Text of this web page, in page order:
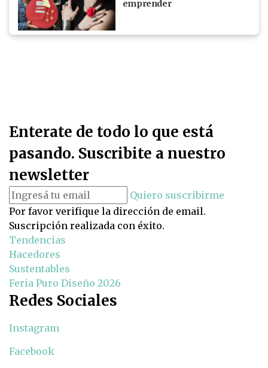
emprender
Enterate de todo lo que está
pasando. Suscribite a nuestro
newsletter
Quiero suscribirme
Por favor verifique la dirección de email.
Suscripción realizada con éxito.
Tendencias
Hacedores
Sustentables
Feria Puro Diseño 2026
Redes Sociales
Instagram
Facebook